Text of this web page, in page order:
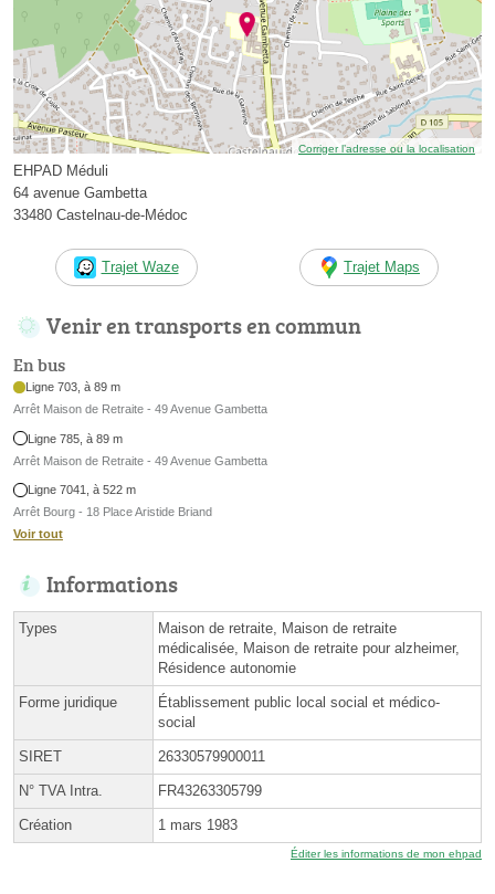
Corriger l’adresse ou la localisation
EHPAD Méduli
64 avenue Gambetta
33480 Castelnau-de-Médoc
Trajet Waze Trajet Maps
Venir en transports en commun
En bus
Ligne 703, à 89 m
Arrêt Maison de Retraite - 49 Avenue Gambetta
Ligne 785, à 89 m
Arrêt Maison de Retraite - 49 Avenue Gambetta
Ligne 7041, à 522 m
Arrêt Bourg - 18 Place Aristide Briand
Voir tout
Informations
Types
Maison de retraite, Maison de retraite
médicalisée, Maison de retraite pour alzheimer,
Résidence autonomie
Forme juridique
Établissement public local social et médico-
social
SIRET 26330579900011
N° TVA Intra. FR43263305799
Création 1 mars 1983
Éditer les informations de mon ehpad